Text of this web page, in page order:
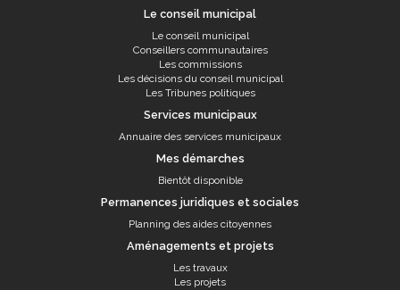
Le conseil municipal
Le conseil municipal
Conseillers communautaires
Les commissions
Les décisions du conseil municipal
Les Tribunes politiques
Services municipaux
Annuaire des services municipaux
Mes démarches
Bientôt disponible
Permanences juridiques et sociales
Planning des aides citoyennes
Aménagements et projets
Les travaux
Les projets